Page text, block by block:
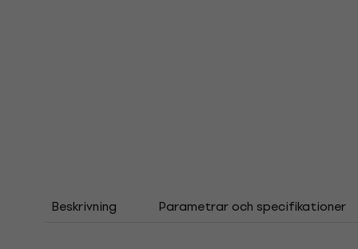
Beskrivning Parametrar och specifikationer